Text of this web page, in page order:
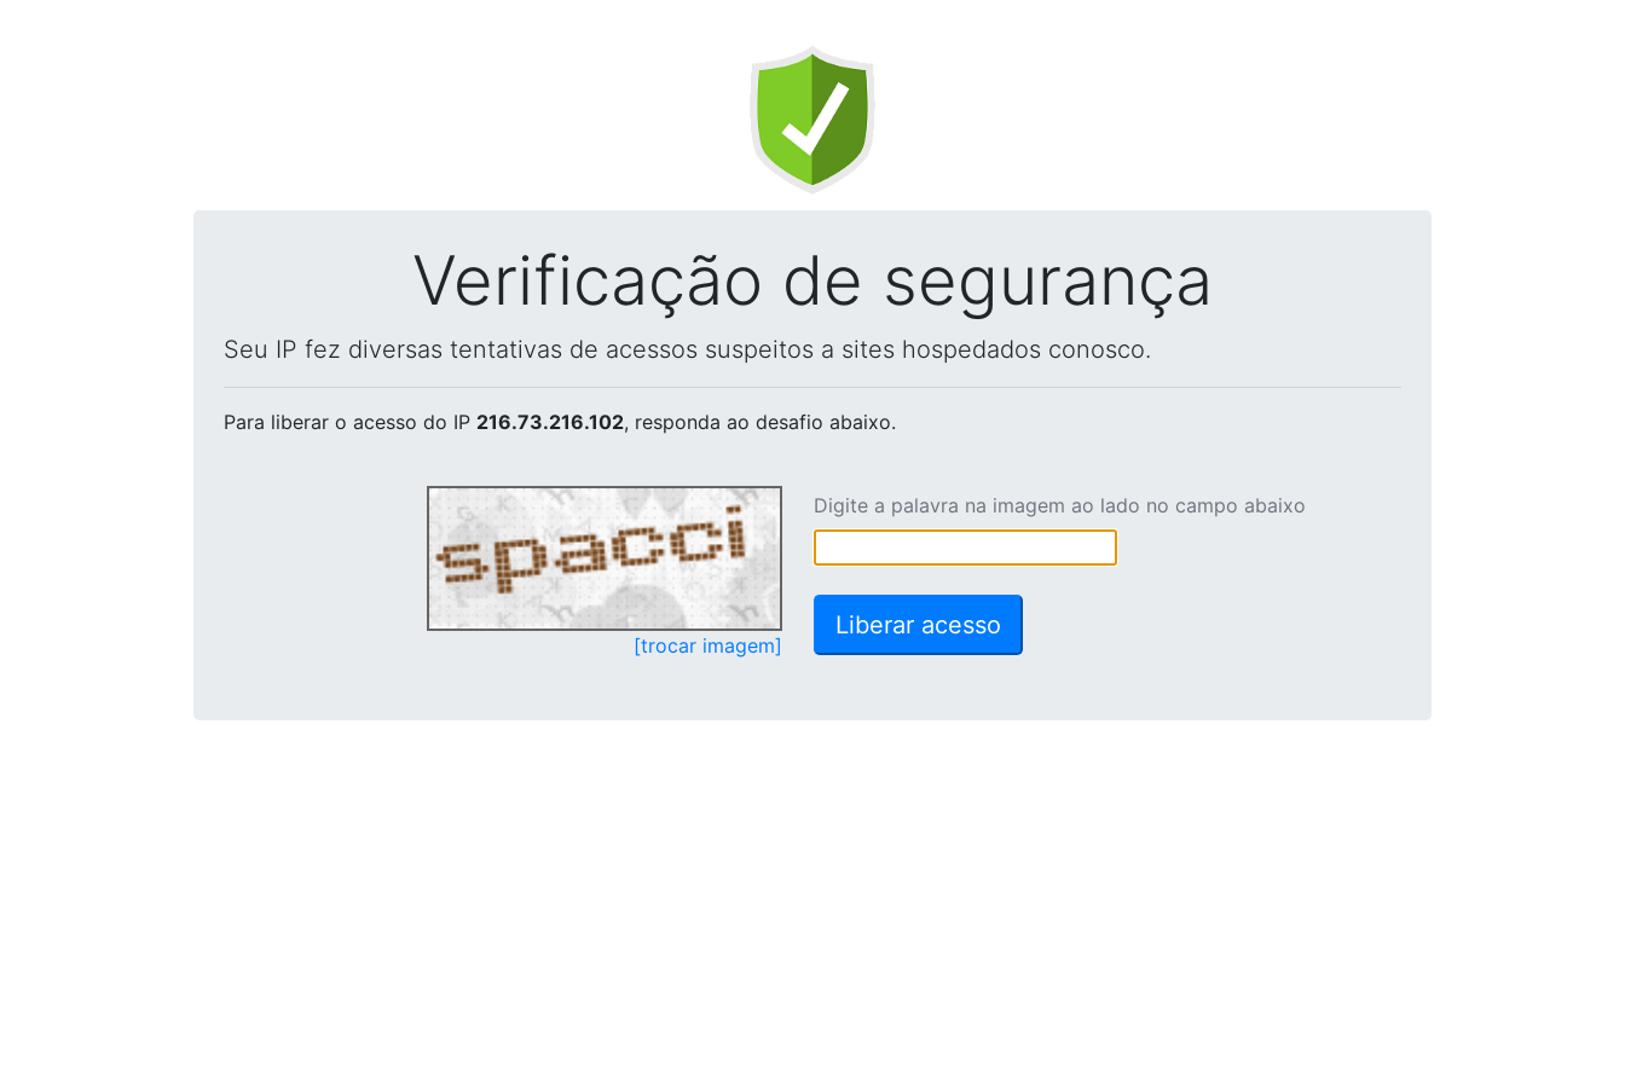
Verificação de segurança
Seu IP fez diversas tentativas de acessos suspeitos a sites hospedados conosco.
Para liberar o acesso do IP 216.73.216.102, responda ao desafio abaixo.
[trocar imagem]
Digite a palavra na imagem ao lado no campo abaixo